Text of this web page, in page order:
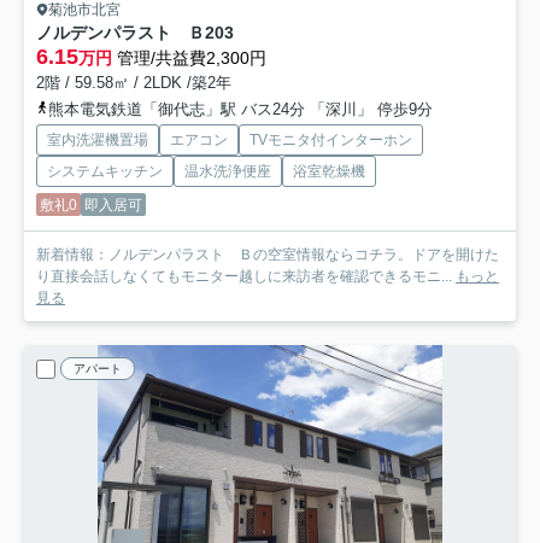
菊池市北宮
ノルデンパラスト Ｂ203
6.15万円 管理/共益費2,300円
2階 / 59.58㎡ / 2LDK /築2年
熊本電気鉄道「御代志」駅 バス24分 「深川」 停歩9分
室内洗濯機置場 エアコン
TVモニタ付インターホン
システムキッチン
温水洗浄便座
浴室乾燥機
敷礼0 即入居可
新着情報：ノルデンパラスト Ｂの空室情報ならコチラ。ドアを開けた
り直接会話しなくてもモニター越しに来訪者を確認できるモニ... もっと
見る
アパート